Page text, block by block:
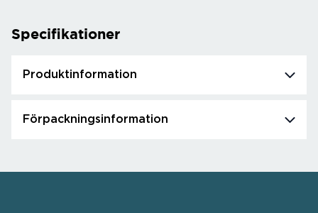
Specifikationer
Produktinformation
Förpackningsinformation